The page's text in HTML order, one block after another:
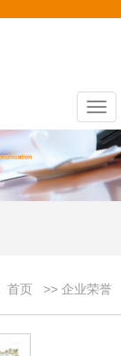
首页 >> 企业荣誉